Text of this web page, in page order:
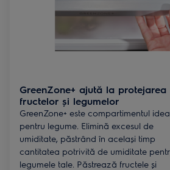
GreenZone+ ajută la protejarea
fructelor și legumelor
GreenZone+ este compartimentul
pentru legume. Elimină excesul de
umiditate, păstrând în același timp
cantitatea potrivită de umiditate
legumele tale. Păstrează fructele și